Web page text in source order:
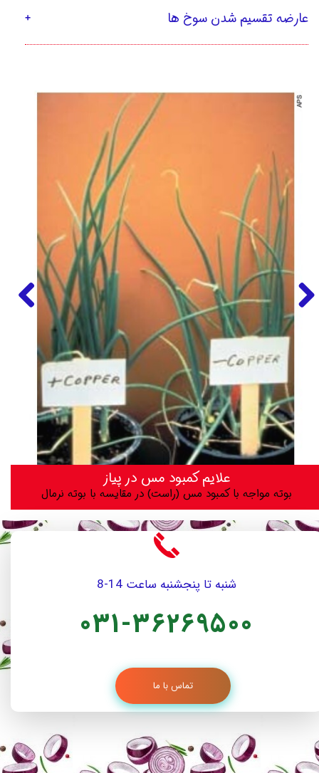
عارضه تقسیم شدن سوخ ها
علایم کمبود مس در پیاز
بوته مواجه با کمبود مس (راست) در مقایسه با بوته نرمال
شنبه تا پنجشنبه ساعت 14-8
031-36269500
تماس با ما